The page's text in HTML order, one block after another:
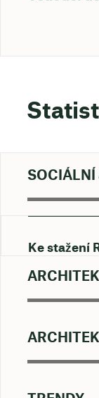
SOCIÁLNÍ
Ke stažení